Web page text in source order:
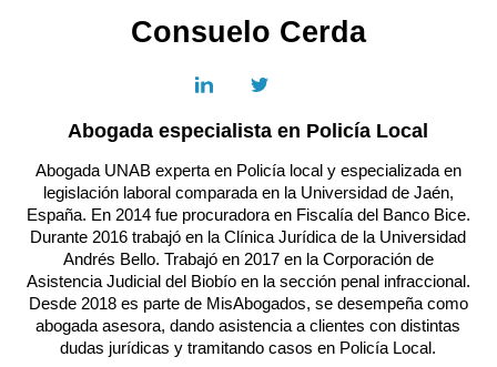
Consuelo Cerda
Abogada especialista en Policía Local
Abogada UNAB experta en Policía local y especializada en
legislación laboral comparada en la Universidad de Jaén,
España. En 2014 fue procuradora en Fiscalía del Banco Bice.
Durante 2016 trabajó en la Clínica Jurídica de la Universidad
Andrés Bello. Trabajó en 2017 en la Corporación de
Asistencia Judicial del Biobío en la sección penal infraccional.
Desde 2018 es parte de MisAbogados, se desempeña como
abogada asesora, dando asistencia a clientes con distintas
dudas jurídicas y tramitando casos en Policía Local.